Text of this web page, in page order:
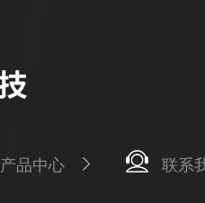
产品中心 联系